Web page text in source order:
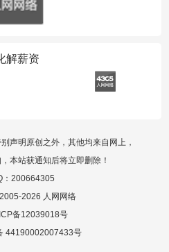
解薪资
声明原创之外，其他均来自网上，
本站获通知后将立即删除！
：200664305
2026 人网网络
备12039018号
44190002007433号